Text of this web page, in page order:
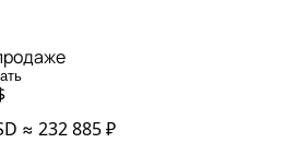
≈ 232 885 ₽